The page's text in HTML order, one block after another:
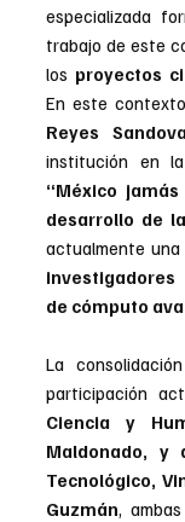
especializada
trabajo de este
los proyectos
En este
Reyes
“México
desarrollo de
actualmente
de cómputo
La
participación
Ciencia y
Maldonado, y
Tecnológico,
Guzmán,